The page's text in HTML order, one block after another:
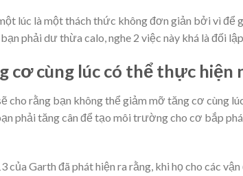
lúc là một thách thức không đơn giản bởi vì để
phải dư thừa calo, nghe 2 việc này khá là đối lập
cơ cùng lúc có thể thực hiện
cho rằng bạn không thể giảm mỡ tăng cơ cùng
phải tăng cân để tạo môi trường cho cơ bắp
của Garth đã phát hiện ra rằng, khi họ cho các